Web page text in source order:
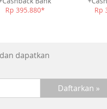
Rp 395.880*
Rp
dapatkan